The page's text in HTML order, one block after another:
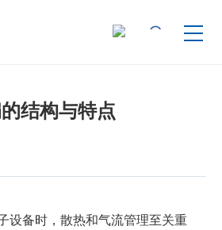
结构与特点
设备时，散热和气流管理至关重